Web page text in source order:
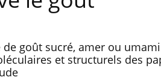
goût sucré, amer ou
et structurels des